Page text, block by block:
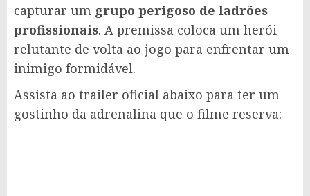
capturar um grupo perigoso de ladrões
profissionais. A premissa coloca um herói
relutante de volta ao jogo para enfrentar um
inimigo formidável.
Assista ao trailer oficial abaixo para ter um
gostinho da adrenalina que o filme reserva: